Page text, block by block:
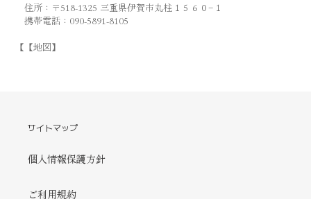
住所：〒518-1325 三重県伊賀市丸柱１５６０−１
携帯電話：090-5891-8105
【【地図】
サイトマップ
個人情報保護方針
ご利用規約